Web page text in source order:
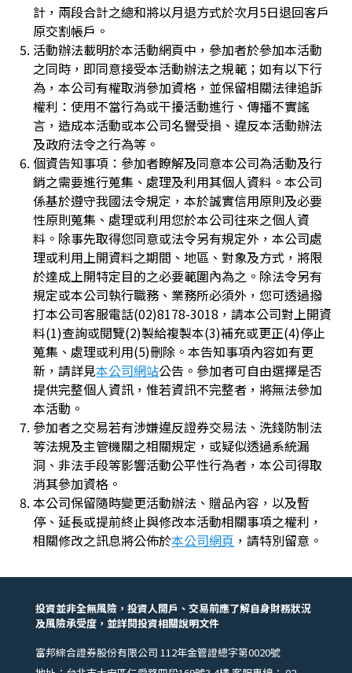
計，兩段合計之總和將以月退方式於次月5日退回客戶
原交割帳戶。
活動辦法載明於本活動網頁中，參加者於參加本活動
之同時，即同意接受本活動辦法之規範；如有以下行
為，本公司有權取消參加資格，並保留相關法律追訴
權利：使用不當行為或干擾活動進行、傳播不實謠
言，造成本活動或本公司名譽受損、違反本活動辦法
及政府法令之行為等。
個資告知事項：參加者瞭解及同意本公司為活動及行
銷之需要進行蒐集、處理及利用其個人資料。本公司
係基於遵守我國法令規定，本於誠實信用原則及必要
性原則蒐集、處理或利用您於本公司往來之個人資
料。除事先取得您同意或法令另有規定外，本公司處
理或利用上開資料之期間、地區、對象及方式，將限
於達成上開特定目的之必要範圍內為之。除法令另有
規定或本公司執行職務、業務所必須外，您可透過撥
打本公司客服電話(02)8178-3018，請本公司對上開資
料(1)查詢或閱覽(2)製給複製本(3)補充或更正(4)停止
蒐集、處理或利用(5)刪除。本告知事項內容如有更
新，請詳見本公司網站公告。參加者可自由選擇是否
提供完整個人資訊，惟若資訊不完整者，將無法參加
本活動。
參加者之交易若有涉嫌違反證券交易法、洗錢防制法
等法規及主管機關之相關規定，或疑似透過系統漏
洞、非法手段等影響活動公平性行為者，本公司得取
消其參加資格。
本公司保留隨時變更活動辦法、贈品內容，以及暫
停、延長或提前終止與修改本活動相關事項之權利，
相關修改之訊息將公佈於本公司網頁 ，請特別留意。
投資並非全無風險，投資人開戶、交易前應了解自身財務狀況
及風險承受度，並詳閱投資相關說明文件
富邦綜合證券股份有限公司 112年金管證總字第0020號